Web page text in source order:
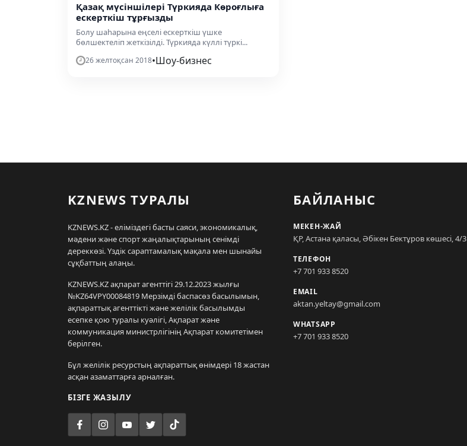
Қазақ мүсіншілері Түркияда Көроғлыға
ескерткіш тұрғызды
Болу шаһарына еңселі ескерткіш үшке
бөлшектеліп жеткізілді. Түркияда күллі түркі...
26 желтоқсан 2018•Шоу-бизнес
KZNEWS ТУРАЛЫ
KZNEWS.KZ - еліміздегі басты саяси, экономикалық,
мәдени және спорт жаңалықтарының сенімді
дереккөзі. Үздік сараптамалық мақала мен шынайы
сұқбаттың алаңы.
KZNEWS.KZ ақпарат агенттігі 29.12.2023 жылғы
№KZ64VPY00084819 Мерзімді баспасөз басылымын,
ақпараттық агенттікті және желілік басылымды
есепке қою туралы куәлігі, Ақпарат және
коммуникация министрлігінің Ақпарат комитетімен
берілген.
Бұл желілік ресурстың ақпараттық өнімдері 18 жастан
асқан азаматтарға арналған.
БІЗГЕ ЖАЗЫЛУ
БАЙЛАНЫС
МЕКЕН-ЖАЙ
ҚР, Астана қаласы, Әбікен Бектұров көшесі, 4/3
ТЕЛЕФОН
+7 701 933 8520
EMAIL
aktan.yeltay@gmail.com
WHATSAPP
+7 701 933 8520